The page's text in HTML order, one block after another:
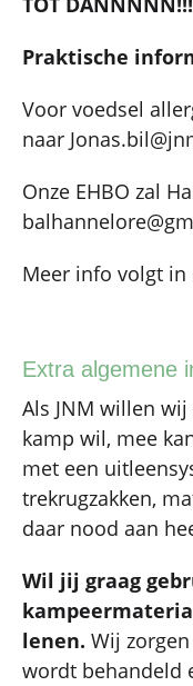
Praktische
Voor voedsel
naar
Onze EHBO zal
Meer info volgt in
Extra algemene
Als JNM willen
kamp wil, mee
met een
trekrugzakken,
daar nood aan
Wil jij graag
lenen. Wij
wordt behandeld